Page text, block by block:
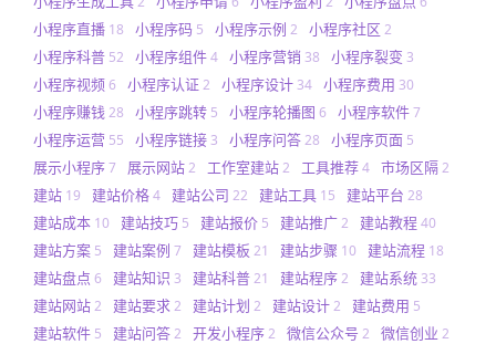
小程序直播 18 小程序码 5 小程序示例 2 小程序社区 2
小程序科普 52 小程序组件4 小程序营销 38 小程序裂变 3
小程序视频6 小程序认证2 小程序设计 34 小程序费用 30
小程序赚钱28 小程序跳转 5 小程序轮播图 6 小程序软件7
小程序运营 55 小程序链接 3 小程序问答28 小程序页面 5
展示小程序7 展示网站2 工作室建站2 工具推荐4 市场区隔2
建站 19 建站价格4 建站公司 22 建站工具 15 建站平台 28
建站成本 10 建站技巧 5 建站报价 5 建站推广2 建站教程40
建站方案 5 建站案例 7 建站模板 21 建站步骤 10 建站流程 18
建站盘点 6 建站知识 3 建站科普21 建站程序2 建站系统 33
建站网站2 建站要求2 建站计划 2 建站设计2 建站费用 5
建站软件 5 建站问答2 开发小程序2 微信公众号 2 微信创业 2